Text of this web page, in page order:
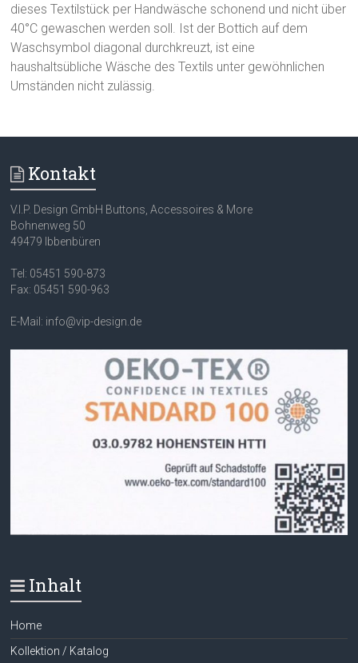
dieses Textilstück per Handwäsche schonend und nicht über
40°C gewaschen werden soll. Ist der Bottich auf dem
Waschsymbol diagonal durchkreuzt, ist eine
haushaltsübliche Wäsche des Textils unter gewöhnlichen
Umständen nicht zulässig.
Kontakt
V.I.P. Design GmbH Buttons, Accessoires & More
Bohnenweg 50
49479 Ibbenbüren
Tel: 05451 590-873
Fax: 05451 590-963
E-Mail: info@vip-design.de
Inhalt
Home
Kollektion / Katalog